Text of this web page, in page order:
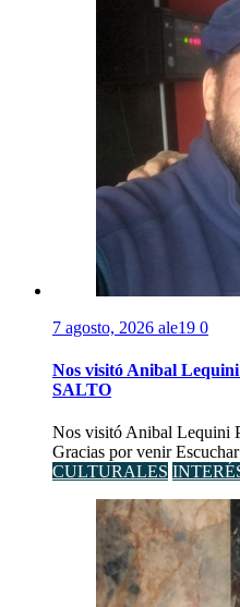
7 agosto, 2026 ale19 0
Nos visitó Anibal
SALTO
Nos visitó Anibal Lequini
Gracias por venir
CULTURALES